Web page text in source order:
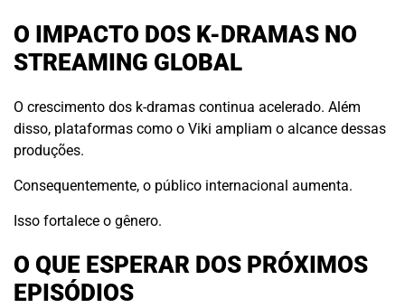
O IMPACTO DOS K-DRAMAS NO
STREAMING GLOBAL
O crescimento dos k-dramas continua acelerado. Além
disso, plataformas como o Viki ampliam o alcance dessas
produções.
Consequentemente, o público internacional aumenta.
Isso fortalece o gênero.
O QUE ESPERAR DOS PRÓXIMOS
EPISÓDIOS